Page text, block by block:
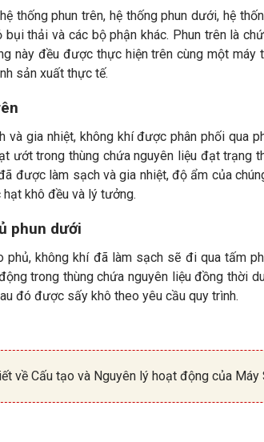
thống phun trên, hệ thống phun dưới, hệ
bụi thải và các bộ phận khác. Phun trên là
này đều được thực hiện trên cùng một
sản xuất thực tế.
và gia nhiệt, không khí được phân phối qua
ướt trong thùng chứa nguyên liệu đạt trạng
được làm sạch và gia nhiệt, độ ẩm của
khô đều và lý tưởng.
phun dưới
không khí đã làm sạch sẽ đi qua tấm
trong thùng chứa nguyên liệu đồng thời
đó được sấy khô theo yêu cầu quy trình.
về Cấu tạo và Nguyên lý hoạt động của Máy